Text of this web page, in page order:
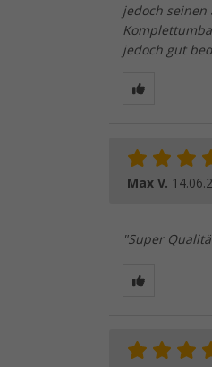
jedoch seinen
jedoch gut
Max V.
"Super